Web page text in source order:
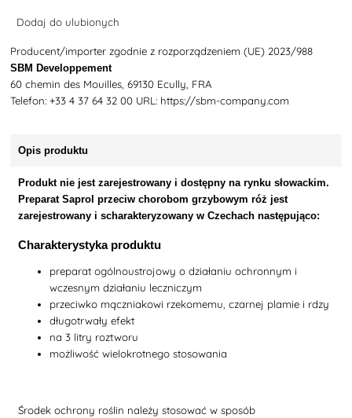
Dodaj do ulubionych
Producent/importer zgodnie z rozporządzeniem (UE) 2023/988
SBM Developpement
60 chemin des Mouilles, 69130 Ecully, FRA
Telefon: +33 4 37 64 32 00 URL: https://sbm-company.com
Opis produktu
Produkt nie jest zarejestrowany i dostępny na rynku słowackim.
Preparat Saprol przeciw chorobom grzybowym róż jest
zarejestrowany i scharakteryzowany w Czechach następująco:
Charakterystyka produktu
preparat ogólnoustrojowy o działaniu ochronnym i
wczesnym działaniu leczniczym
przeciwko mączniakowi rzekomemu, czarnej plamie i rdzy
długotrwały efekt
na 3 litry roztworu
możliwość wielokrotnego stosowania
Środek ochrony roślin należy stosować w sposób